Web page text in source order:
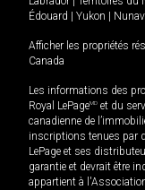
Édouard
Yukon
Afficher les propriétés
Canada
Les informations des
Royal LePageMD et du
canadienne de
inscriptions tenues par
LePage et ses
garantie et devrait être
appartient à